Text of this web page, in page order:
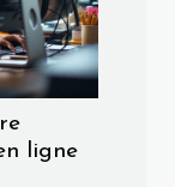
ligne